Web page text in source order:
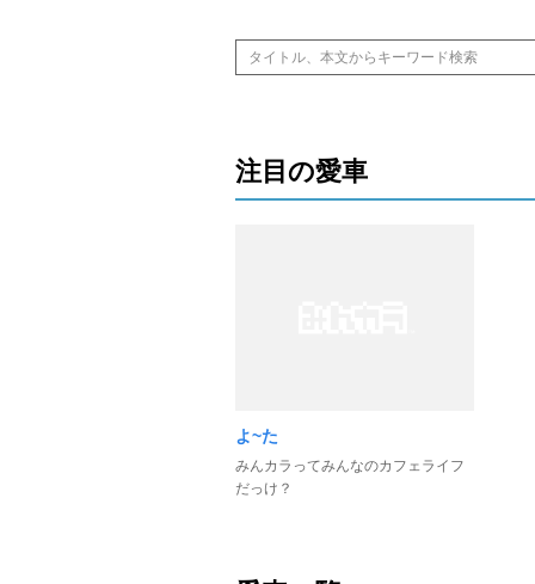
注目の愛車
よ~た
みんカラってみんなのカフェライフ
だっけ？